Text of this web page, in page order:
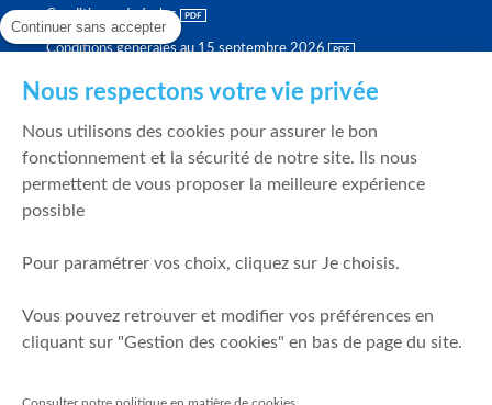
Conditions générales
Conditions générales au 15 septembre 2026
Politique de meilleure sélection
Politique de durabilité
Fonds de garantie des dépôts et de résolution
Mentions légales
Prévention de la fraude
Continuer sans accepter
Nous respectons votre vie privée
Nous utilisons des cookies pour assurer le bon
fonctionnement et la sécurité de notre site. Ils nous
permettent de vous proposer la meilleure expérience
possible
Pour paramétrer vos choix, cliquez sur Je choisis.
Vous pouvez retrouver et modifier vos préférences en
cliquant sur "Gestion des cookies" en bas de page du site.